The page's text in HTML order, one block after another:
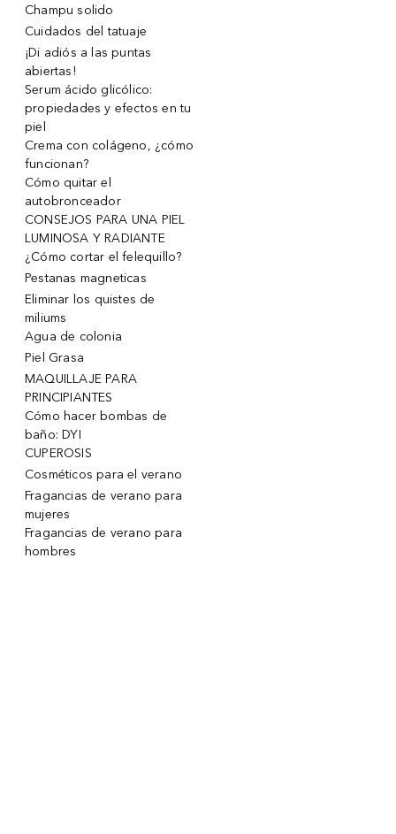
Champu solido
Cuidados del tatuaje
¡Di adiós a las puntas
abiertas!
Serum ácido glicólico:
propiedades y efectos en tu
piel
Crema con colágeno, ¿cómo
funcionan?
Cómo quitar el
autobronceador
CONSEJOS PARA UNA PIEL
LUMINOSA Y RADIANTE
¿Cómo cortar el felequillo?
Pestanas magneticas
Eliminar los quistes de
miliums
Agua de colonia
Piel Grasa
MAQUILLAJE PARA
PRINCIPIANTES
Cómo hacer bombas de
baño: DYI
CUPEROSIS
Cosméticos para el verano
Fragancias de verano para
mujeres
Fragancias de verano para
hombres